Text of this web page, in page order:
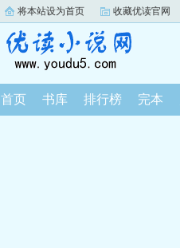
将本站设为首页 收藏优读官网
首页 书库 排行榜 完本